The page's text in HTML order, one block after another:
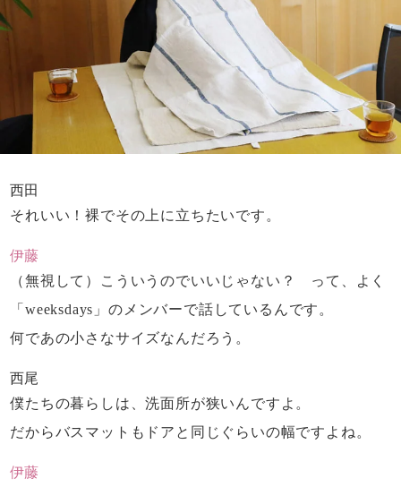
西田
それいい！裸でその上に立ちたいです。
伊藤
（無視して）こういうのでいいじゃない？ って、
よく
「weeksdays」のメンバーで話しているんです。
何であの小さなサイズなんだろう。
西尾
僕たちの暮らしは、洗面所が狭いんですよ。
だからバスマットも ドアと同じぐらいの幅ですよね。
伊藤